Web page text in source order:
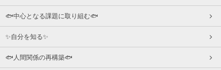
🐟中心となる課題に取り組む🐟
✨自分を知る✨
🐟人間関係の再構築🐟